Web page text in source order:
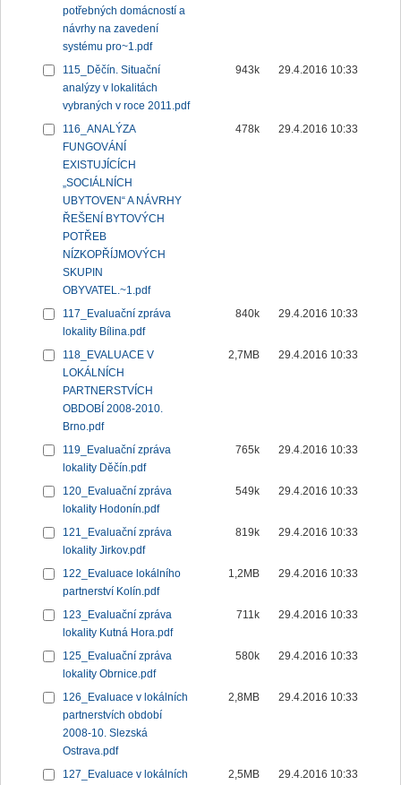
potřebných domácností a
návrhy na zavedení
systému pro~1.pdf
115_Děčín. Situační
analýzy v lokalitách
vybraných v roce 2011.pdf
943k 29.4.2016 10:33
116_ANALÝZA
FUNGOVÁNÍ
EXISTUJÍCÍCH
„SOCIÁLNÍCH
UBYTOVEN“ A NÁVRHY
ŘEŠENÍ BYTOVÝCH
POTŘEB
NÍZKOPŘÍJMOVÝCH
SKUPIN
OBYVATEL.~1.pdf
478k 29.4.2016 10:33
117_Evaluační zpráva
lokality Bílina.pdf
840k 29.4.2016 10:33
118_EVALUACE V
LOKÁLNÍCH
PARTNERSTVÍCH
OBDOBÍ 2008-2010.
Brno.pdf
2,7MB 29.4.2016 10:33
119_Evaluační zpráva
lokality Děčín.pdf
765k 29.4.2016 10:33
120_Evaluační zpráva
lokality Hodonín.pdf
549k 29.4.2016 10:33
121_Evaluační zpráva
lokality Jirkov.pdf
819k 29.4.2016 10:33
122_Evaluace lokálního
partnerství Kolín.pdf
1,2MB 29.4.2016 10:33
123_Evaluační zpráva
lokality Kutná Hora.pdf
711k 29.4.2016 10:33
125_Evaluační zpráva
lokality Obrnice.pdf
580k 29.4.2016 10:33
126_Evaluace v lokálních
partnerstvích období
2008-10. Slezská
Ostrava.pdf
2,8MB 29.4.2016 10:33
127_Evaluace v lokálních
2,5MB 29.4.2016 10:33